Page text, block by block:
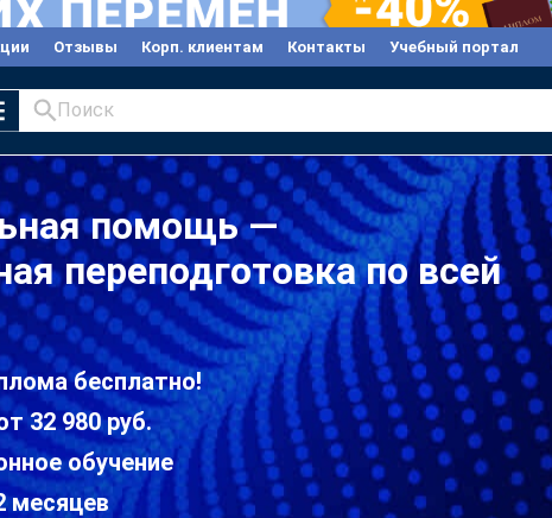
Отзывы Корп. клиентам Контакты Учебный портал
Поиск
помощь —
переподготовка по всей
бесплатно!
32 980 руб.
обучение
месяцев